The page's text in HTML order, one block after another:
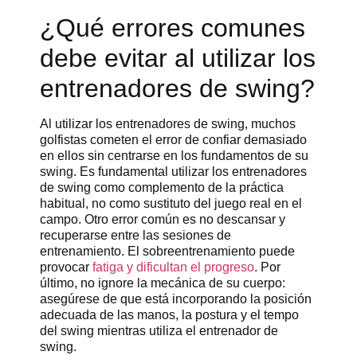
¿Qué errores comunes
debe evitar al utilizar los
entrenadores de swing?
Al utilizar los entrenadores de swing, muchos
golfistas cometen el error de confiar demasiado
en ellos sin centrarse en los fundamentos de su
swing. Es fundamental utilizar los entrenadores
de swing como complemento de la práctica
habitual, no como sustituto del juego real en el
campo. Otro error común es no descansar y
recuperarse entre las sesiones de
entrenamiento. El sobreentrenamiento puede
provocar fatiga y dificultan el progreso. Por
último, no ignore la mecánica de su cuerpo:
asegúrese de que está incorporando la posición
adecuada de las manos, la postura y el tempo
del swing mientras utiliza el entrenador de
swing.